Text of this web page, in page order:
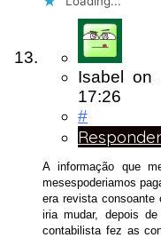
Isabel on
17:26
#
A informação que
mesespoderiamos
era revista
iria mudar, depois
contabilista fez as